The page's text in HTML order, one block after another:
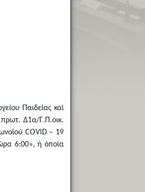
Παιδείας καί
Δ1α/Γ.Π.οικ.
COVID – 19
6:00», ἡ ὁποία